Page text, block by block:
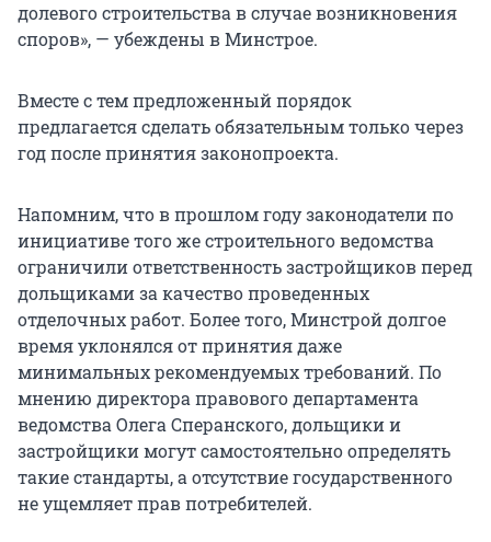
долевого строительства в случае возникновения
споров», — убеждены в Минстрое.
Вместе с тем предложенный порядок
предлагается сделать обязательным только через
год после принятия законопроекта.
Напомним, что в прошлом году законодатели по
инициативе того же строительного ведомства
ограничили ответственность застройщиков перед
дольщиками за качество проведенных
отделочных работ. Более того, Минстрой долгое
время уклонялся от принятия даже
минимальных рекомендуемых требований. По
мнению директора правового департамента
ведомства Олега Сперанского, дольщики и
застройщики могут самостоятельно определять
такие стандарты, а отсутствие государственного
не ущемляет прав потребителей.